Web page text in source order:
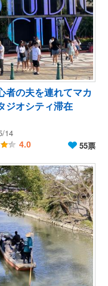
者の夫を連れてマカ
オシティ滞在
14
4.0 55票